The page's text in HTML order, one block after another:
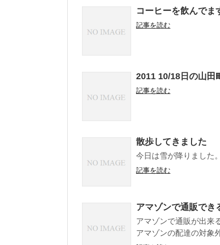
コーヒーを飲んでま
記事を読む
2011 10/18日の山田町
記事を読む
散歩してきました
今日は雪が降りました
記事を読む
アマゾンで通販でき
アマゾンで通販が出来
アマゾンの配達の対象